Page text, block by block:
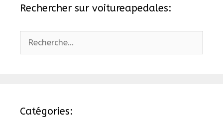
Rechercher sur voitureapedales:
Catégories: